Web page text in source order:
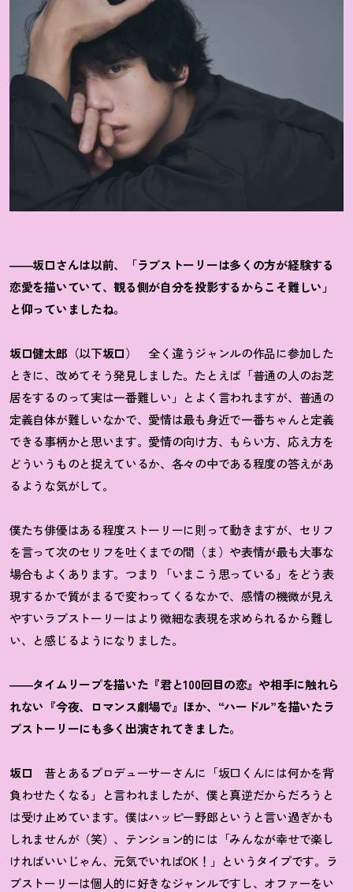
――坂口さんは以前、「ラブストーリーは多くの方が経験する
恋愛を描いていて、観る側が自分を投影するからこそ難しい」
と仰っていましたね。
坂口健太郎 （以下坂口） 全く違うジャンルの作品に参加した
ときに、改めてそう発見しました。たとえば「普通の人のお芝
居をするのって実は一番難しい」とよく言われますが、普通の
定義自体が難しいなかで、愛情は最も身近で一番ちゃんと定義
できる事柄かと思います。愛情の向け方、もらい方、応え方を
どういうものと捉えているか、各々の中である程度の答えがあ
るような気がして。
僕たち俳優はある程度ストーリーに則って動きますが、セリフ
を言って次のセリフを吐くまでの間（ま）や表情が最も大事な
場合もよくあります。つまり「いまこう思っている」をどう表
現するかで質がまるで変わってくるなかで、感情の機微が見え
やすいラブストーリーはより微細な表現を求められるから難し
い、と感じるようになりました。
――タイムリープを描いた『君と100回目の恋』や相手に触れら
れない『今夜、ロマンス劇場で』ほか、“ハードル”を描いたラ
ブストーリーにも多く出演されてきました。
坂口 昔とあるプロデューサーさんに「坂口くんには何かを背
負わせたくなる」と言われましたが、僕と真逆だからだろうと
は受け止めています。僕はハッピー野郎というと言い過ぎかも
しれませんが（笑）、テンション的には「みんなが幸せで楽し
ければいいじゃん、元気でいればOK ！ 」というタイプです。ラ
ブストーリーは個人的に好きなジャンルですし、オファーをい